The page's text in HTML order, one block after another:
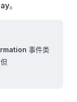
。
事件类